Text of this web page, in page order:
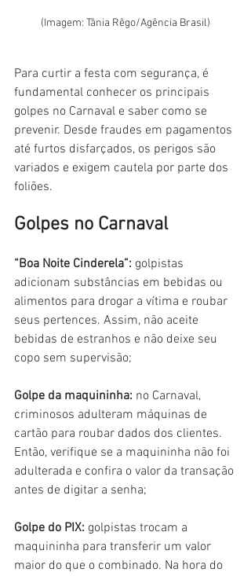
(Imagem: Tânia Rêgo/Agência Brasil)
Para curtir a festa com segurança, é
fundamental conhecer os principais
golpes no Carnaval e saber como se
prevenir. Desde fraudes em pagamentos
até furtos disfarçados, os perigos são
variados e exigem cautela por parte dos
foliões.
Golpes no Carnaval
“Boa Noite Cinderela”: golpistas
adicionam substâncias em bebidas ou
alimentos para drogar a vítima e roubar
seus pertences. Assim, não aceite
bebidas de estranhos e não deixe seu
copo sem supervisão;
Golpe da maquininha: no Carnaval,
criminosos adulteram máquinas de
cartão para roubar dados dos clientes.
Então, verifique se a maquininha não foi
adulterada e confira o valor da transação
antes de digitar a senha;
Golpe do PIX: golpistas trocam a
maquininha para transferir um valor
maior do que o combinado. Na hora do